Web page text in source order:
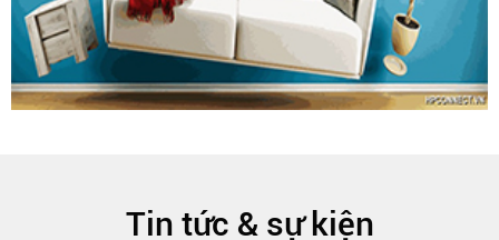
Tin tức & sự kiện